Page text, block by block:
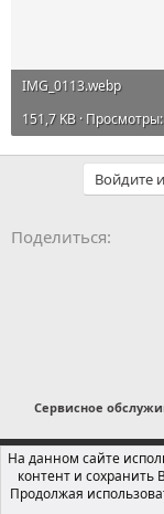
IMG_0113.webp
151,7 KB ·
Войдите
Поделиться:
Сервисное
Russian (RU)
Обратная связь
Политика
На данном сайте
контент и сохранить
Продолжая